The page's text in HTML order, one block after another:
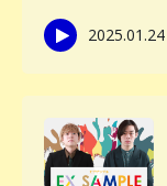
2025.01.24